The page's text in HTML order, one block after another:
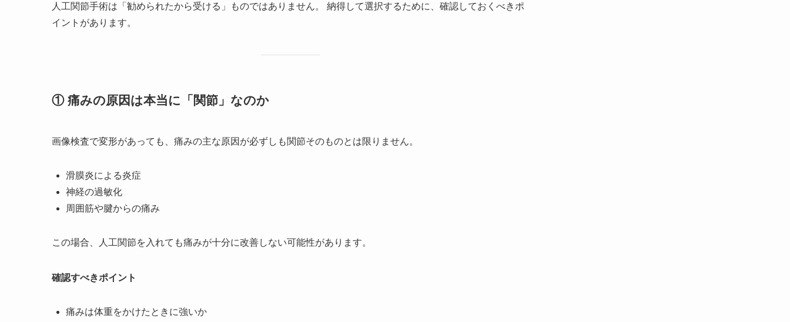
人工関節手術は「勧められたから受ける」ものではありません。 納得して選択するために、確認しておくべきポ
イントがあります。
① 痛みの原因は本当に「関節」なのか
画像検査で変形があっても、痛みの主な原因が必ずしも関節そのものとは限りません。
滑膜炎による炎症
神経の過敏化
周囲筋や腱からの痛み
この場合、人工関節を入れても痛みが十分に改善しない可能性があります。
確認すべきポイント
痛みは体重をかけたときに強いか